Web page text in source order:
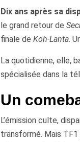
Dix ans après sa
le grand retour de
finale de Koh-Lanta.
La quotidienne, elle,
spécialisée dans la
Un
L’émission culte,
transformé. Mais